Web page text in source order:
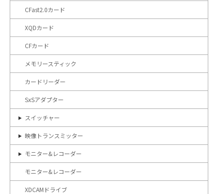
CFast2.0カード
XQDカード
CFカード
メモリースティック
カードリーダー
SxSアダプター
スイッチャー
映像トランスミッター
モニター&レコーダー
モニター&レコーダー
XDCAMドライブ